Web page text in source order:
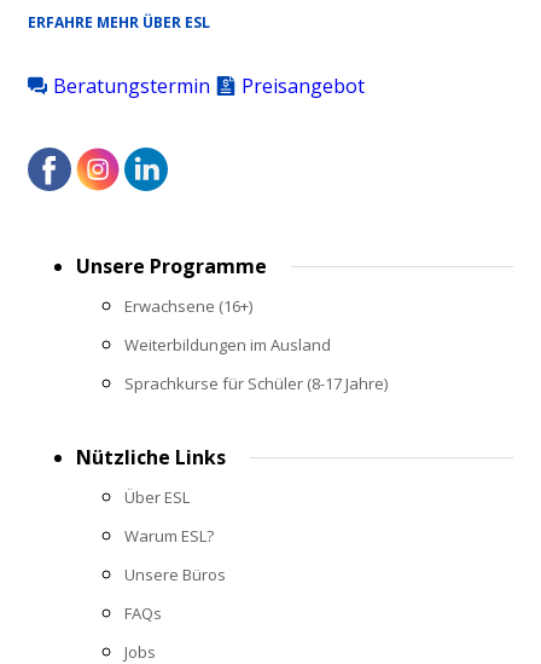
ERFAHRE MEHR ÜBER ESL
Beratungstermin Preisangebot
menuUnsere Programme
Erwachsene (16+)
Weiterbildungen im Ausland
Sprachkurse für Schüler (8-17 Jahre)
Nützliche Links
Über ESL
Warum ESL?
Unsere Büros
FAQs
Jobs